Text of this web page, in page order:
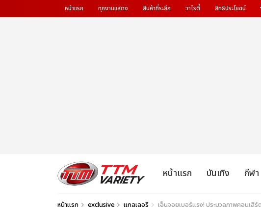
หน้าแรก ทุกงานแสดง สินค้าที่ระลึก วาไรตี้ สิทธิประโยชน์
หน้าแรก บันเทิง กีฬา
หน้าแรก exclusive แกลเลอรี เอ็นจอยเบอร์แรง! ประมวลภาพคอนเสิ